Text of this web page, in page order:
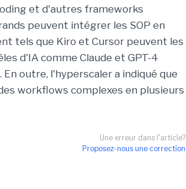
et d'autres frameworks
peuvent intégrer les SOP en
tels que Kiro et Cursor peuvent les
d'IA comme Claude et GPT-4
outre, l'hyperscaler a indiqué que
workflows complexes en plusieurs
Une erreur dans l'article?
Proposez-nous une correction